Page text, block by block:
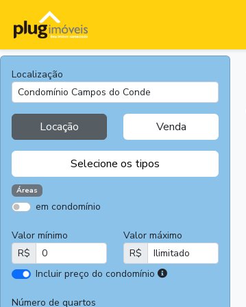
Localização
Locação Venda
Selecione os tipos
Casas
Casas
Comerciais
Salas
Chácaras e
Áreas
em condomínio
Valor mínimo
R$
Valor máximo
R$
Incluir preço do condomínio
I
Número de quartos